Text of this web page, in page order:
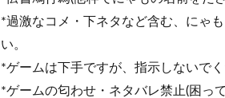
*過激なコメ・下ネタなど含む、にゃ
い。
*ゲームは下手ですが、指示しないでく
*ゲームの匂わせ・ネタバレ禁止(困っ